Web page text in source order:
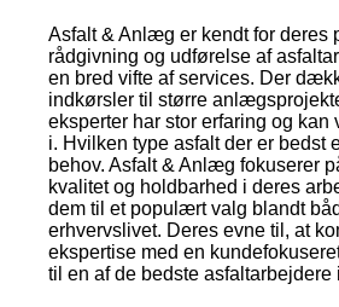
Asfalt & Anlæg er kendt for deres
rådgivning og udførelse af
en bred vifte af services. Der
indkørsler til større
eksperter har stor erfaring og kan
i. Hvilken type asfalt der er bedst
behov. Asfalt & Anlæg fokuserer
kvalitet og holdbarhed i deres
dem til et populært valg blandt
erhvervslivet. Deres evne til, at
ekspertise med en
til en af de bedste asfaltarbejdere